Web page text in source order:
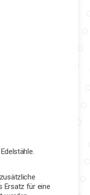
Ersatz für eine